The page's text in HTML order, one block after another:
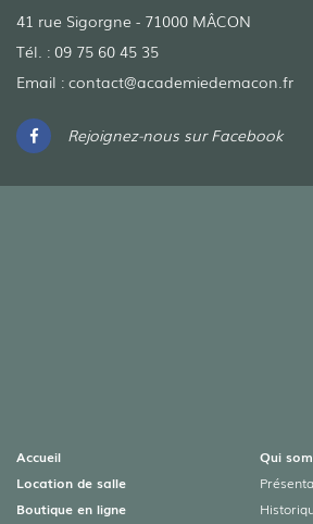
41 rue Sigorgne - 71000 MÂCON
Tél. : 09 75 60 45 35
Email : contact@academiedemacon.fr
Rejoignez-nous sur Facebook
Accueil
Location de salle
Boutique en ligne
Qui